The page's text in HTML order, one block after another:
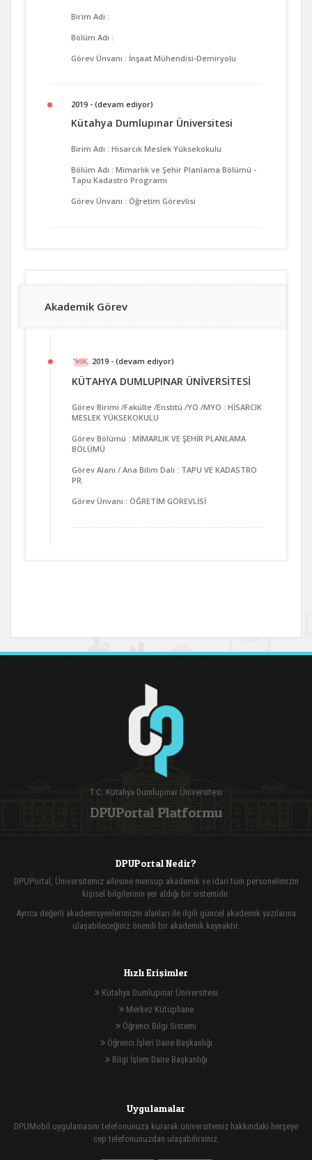
Birim Adı :
Bölüm Adı :
Görev Ünvanı : İnşaat Mühendisi-Demiryolu
2019 - (devam ediyor)
Kütahya Dumlupınar Üniversitesi
Birim Adı : Hisarcık Meslek Yüksekokulu
Bölüm Adı : Mimarlık ve Şehir Planlama Bölümü -
Tapu Kadastro Programı
Görev Ünvanı : Öğretim Görevlisi
Akademik Görev
2019 - (devam ediyor)
KÜTAHYA DUMLUPINAR ÜNİVERSİTESİ
Görev Birimi /Fakülte /Enstitü /YO /MYO : HİSARCIK
MESLEK YÜKSEKOKULU
Görev Bölümü : MİMARLIK VE ŞEHİR PLANLAMA
BÖLÜMÜ
Görev Alanı / Ana Bilim Dalı : TAPU VE KADASTRO
PR.
Görev Ünvanı : ÖĞRETİM GÖREVLİSİ
T.C. Kütahya Dumlupınar Üniversitesi
DPUPortal Platformu
DPUPortal Nedir?
DPUPortal, Üniversitemiz ailesine mensup akademik ve idari tüm personelimizin
kişisel bilgilerinin yer aldığı bir sistemidir.
Ayrıca değerli akademisyenlerimizin alanları ile ilgili güncel akademik yazılarına
ulaşabileceğiniz önemli bir akademik kaynaktır.
Hızlı Erişimler
Kütahya Dumlupınar Üniversitesi
Merkez Kütüphane
Öğrenci Bilgi Sistemi
Öğrenci İşleri Daire Başkanlığı
Bilgi İşlem Daire Başkanlığı
Uygulamalar
DPUMobil uygulamasını telefonunuza kurarak üniversitemiz hakkındaki herşeye
cep telefonunuzdan ulaşabilirsiniz.